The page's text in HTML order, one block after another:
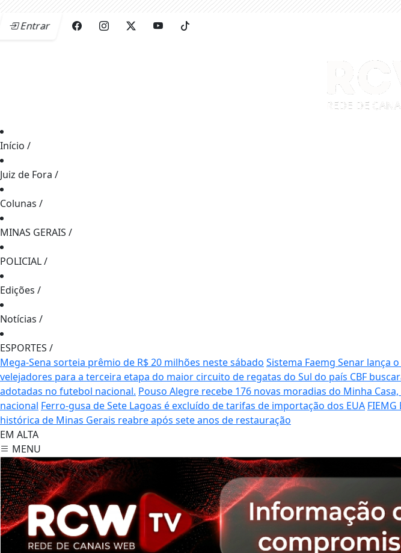
Entrar
Início /
Juiz de Fora /
Colunas /
MINAS GERAIS /
POLICIAL/
Edições /
Notícias /
ESPORTES /
Mega-Sena sorteia prêmio de R$ 20 milhões neste sábado Sistema Faemg Senar
velejadores para a terceira etapa do maior circuito de regatas do Sul do país CBF
adotadas no futebol nacional. Pouso Alegre recebe 176 novas moradias do Minha
nacional Ferro-gusa de Sete Lagoas é excluído de tarifas de importação dos EUA
histórica de Minas Gerais reabre após sete anos de restauração
EM ALTA
MENU